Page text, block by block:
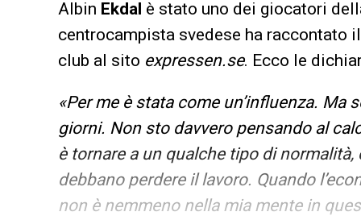
Albin Ekdal è stato uno dei giocatori
centrocampista svedese ha raccontato
club al sito expressen.se. Ecco le
«Per me è stata come un’influenza.
giorni. Non sto davvero pensando al
è tornare a un qualche tipo di
debbano perdere il lavoro. Quando
non è nemmeno nella mia mente in